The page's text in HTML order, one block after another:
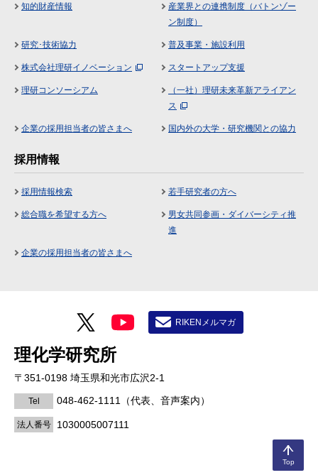
Top
知的財産情報
産業界との連携制度（バトンゾー
ン制度）
研究･技術協力 普及事業・施設利用
株式会社理研イノベーション スタートアップ支援
理研コンソーシアム
（一社）理研未来革新アライアン
ス
企業の採用担当者の皆さまへ 国内外の大学・研究機関との協力
採用情報
採用情報検索 若手研究者の方へ
総合職を希望する方へ
男女共同参画・ダイバーシティ推
進
企業の採用担当者の皆さまへ
理化学研究所
〒351-0198 埼玉県和光市広沢2-1
Tel 048-462-1111 （代表、音声案内）
法人番号 1030005007111
RIKENメルマガ